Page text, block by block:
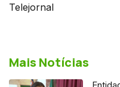
Telejornal
Mais Notícias